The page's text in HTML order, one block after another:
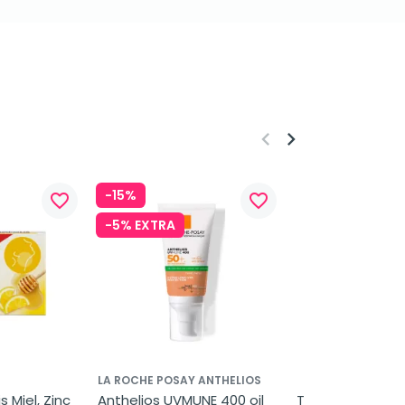
favorite_border
Miel, Zinc
-15%
-5% EXTRA
favorite_border
LA ROCHE POSAY ANTHELIOS
Anthelios UVMUNE 400 oil
Tinnitan Duo
keyboard_arrow_left keyboard_arrow_right